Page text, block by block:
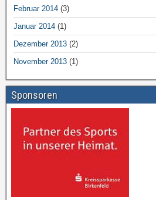
Februar 2014 (3)
Januar 2014 (1)
Dezember 2013 (2)
November 2013 (1)
Sponsoren